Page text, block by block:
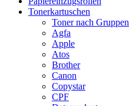
Tonerkartuschen
Toner nach Gruppen
Agfa
Apple
Atos
Brother
Canon
Copystar
CPF